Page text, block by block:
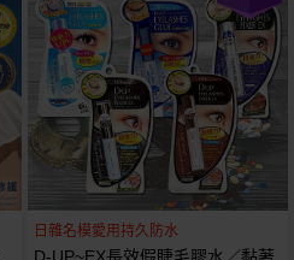
日雜名模愛用持久防水
D-UP~EX長效假睫毛膠水／黏著